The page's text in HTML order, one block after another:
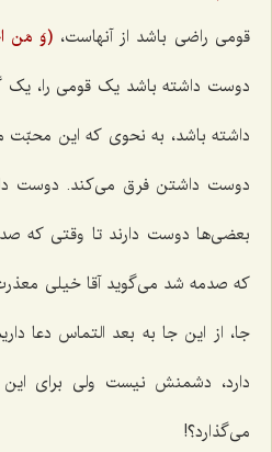
قومی راضی باشد از آنهاست، (وَ مَن
دوست داشته باشد یک قومی را، یک
داشته باشد، به نحوی که این محبّت
دوست داشتن فرق می‌کند. دوست
بعضی‌ها دوست دارند تا وقتی که
که صدمه شد می‌گوید آقا خیلی
جا، از این جا به بعد التماس دعا
دارد، دشمنش نیست ولی برای
می‌گذارد؟!